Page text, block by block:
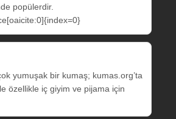
popülerdir.
yumuşak bir kumaş; kumas.org’ta
özellikle iç giyim ve pijama için